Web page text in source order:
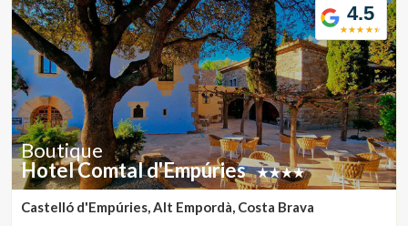
4.5
Boutique
Hotel Comtal d'Empúries
Castelló d'Empúries, Alt Empordà, Costa Brava